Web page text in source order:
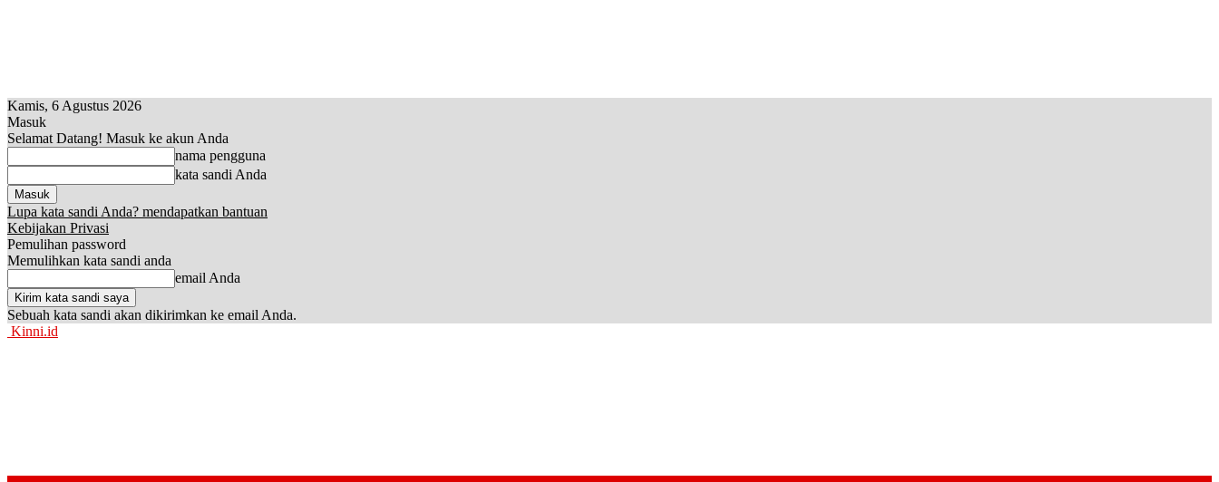
Kamis, 6 Agustus 2026
Masuk
Selamat Datang! Masuk ke akun Anda
nama pengguna
kata sandi Anda
Lupa kata sandi Anda? mendapatkan bantuan
Kebijakan Privasi
Pemulihan password
Memulihkan kata sandi anda
email Anda
Sebuah kata sandi akan dikirimkan ke email Anda.
Kinni.id